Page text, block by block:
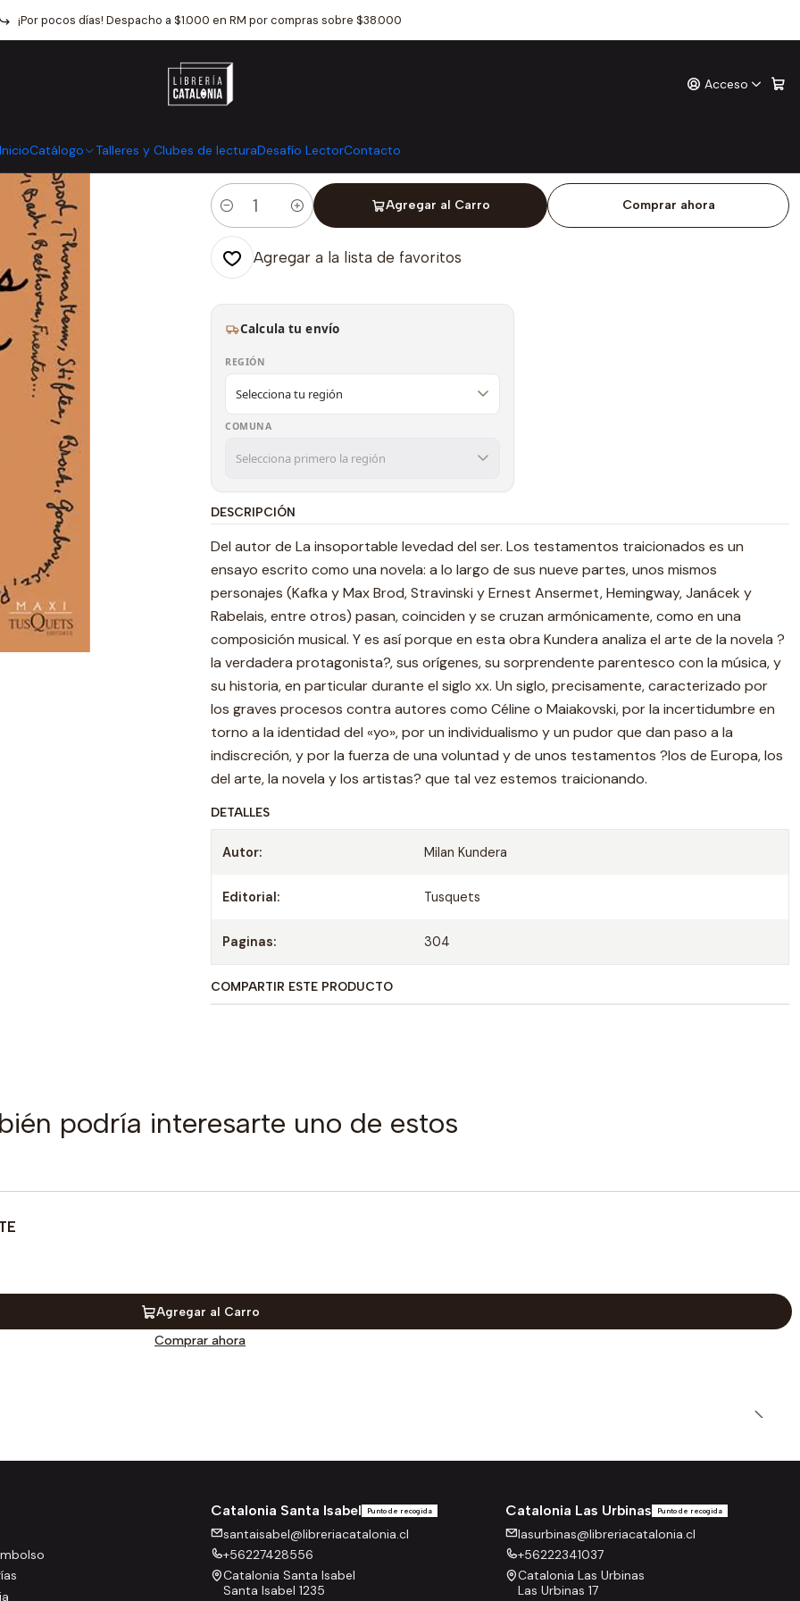
Acceso
InicioCatálogo Talleres y Clubes de lecturaDesafío LectorContacto
¡Por pocos días! Despacho a $1.000 en RM por compras sobre $38.000
Catálogo Narrativa Literatura Universal Los Testamentos Traicionados
|
Los Testamentos Traicionados
Mostrar stock de ubicaciones
Cantidad
Agregar al Carro Comprar ahora
Agregar a la lista de favoritos
Calcula tu envío
REGIÓN
COMUNA
DESCRIPCIÓN
Del autor de La insoportable levedad del ser. Los testamentos traicionados es un
ensayo escrito como una novela: a lo largo de sus nueve partes, unos mismos
personajes (Kafka y Max Brod, Stravinski y Ernest Ansermet, Hemingway, Janácek y
Rabelais, entre otros) pasan, coinciden y se cruzan armónicamente, como en una
composición musical. Y es así porque en esta obra Kundera analiza el arte de la novela ?
la verdadera protagonista?, sus orígenes, su sorprendente parentesco con la música, y
su historia, en particular durante el siglo xx. Un siglo, precisamente, caracterizado por
los graves procesos contra autores como Céline o Maiakovski, por la incertidumbre en
torno a la identidad del «yo», por un individualismo y un pudor que dan paso a la
indiscreción, y por la fuerza de una voluntad y de unos testamentos ?los de Europa, los
del arte, la novela y los artistas? que tal vez estemos traicionando.
DETALLES
Autor: Milan Kundera
Editorial: Tusquets
Paginas: 304
COMPARTIR ESTE PRODUCTO
podría interesarte uno de estos
Agregar al Carro
Comprar ahora
Catalonia Santa Isabel Punto de recogida
santaisabel@libreriacatalonia.cl
+56227428556
Catalonia Santa Isabel
Santa Isabel 1235
Catalonia Las Urbinas Punto de recogida
lasurbinas@libreriacatalonia.cl
+56222341037
Catalonia Las Urbinas
Las Urbinas 17